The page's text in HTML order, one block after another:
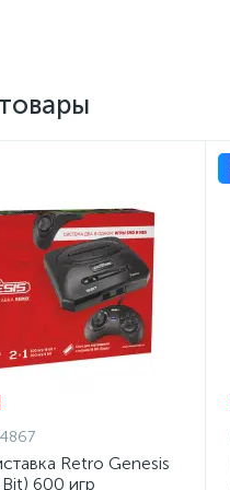
Retro Genesis
600 игр